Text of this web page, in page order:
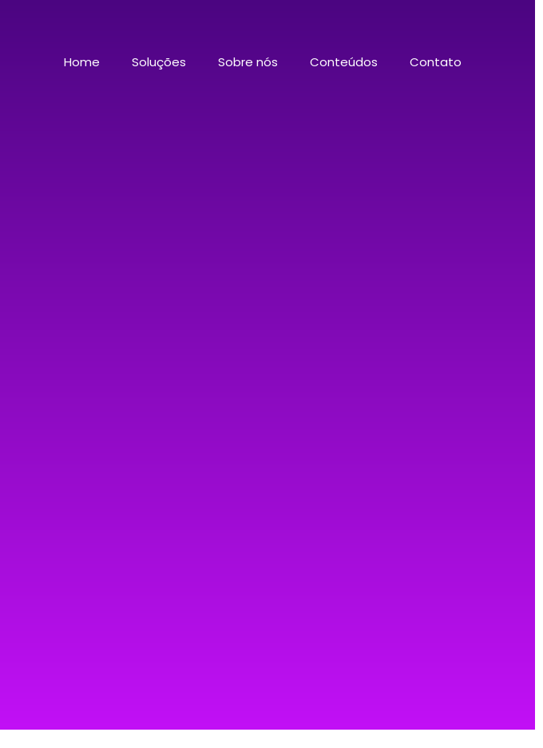
Home Soluções Sobre nós Conteúdos Contato